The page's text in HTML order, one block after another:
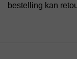
bestelling kan